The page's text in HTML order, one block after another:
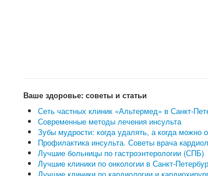
Ваше здоровье: советы и статьи
Сеть частных клиник «Альтермед» в Санкт-
Современные методы лечения инсульта
Зубы мудрости: когда удалять, а когда можно
Профилактика инсульта. Советы врача
Лучшие больницы по гастроэнтерологии (СПБ)
Лучшие клиники по онкологии в Санкт-